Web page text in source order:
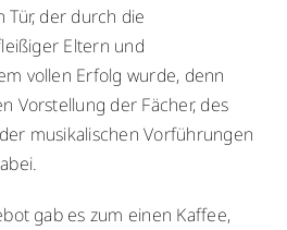
Tür, der durch die
Eltern und
vollen Erfolg wurde, denn
Vorstellung der Fächer, des
musikalischen Vorführungen
gab es zum einen Kaffee,